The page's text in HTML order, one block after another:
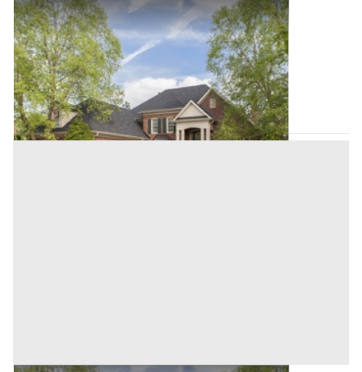
Villini all'asta a Padova
Campo San Martino (Padova)
Offerta minima
133.500 € 178.000 €
Codice asta:AI3643533
Asta chiusa